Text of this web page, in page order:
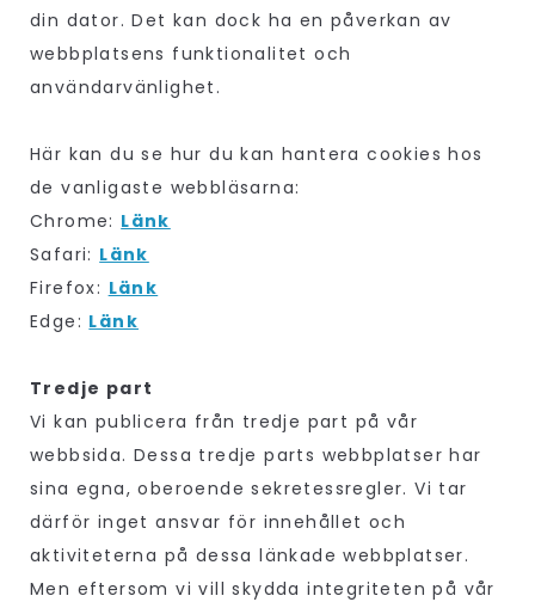
din dator. Det kan dock ha en påverkan av
webbplatsens funktionalitet och
användarvänlighet.
Här kan du se hur du kan hantera cookies hos
de vanligaste webbläsarna:
Chrome: Länk
Safari: Länk
Firefox: Länk
Edge: Länk
Tredje part
Vi kan publicera från tredje part på vår
webbsida. Dessa tredje parts webbplatser har
sina egna, oberoende sekretessregler. Vi tar
därför inget ansvar för innehållet och
aktiviteterna på dessa länkade webbplatser.
Men eftersom vi vill skydda integriteten på vår